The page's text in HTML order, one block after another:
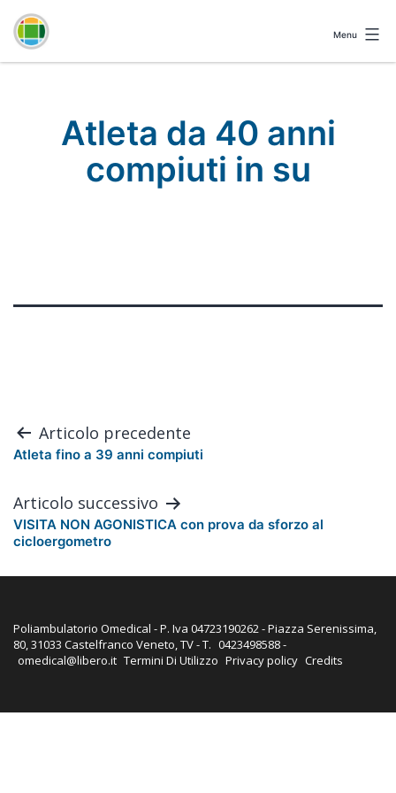
Omedical
Booking
Menu
Atleta da 40 anni
compiuti in su
Navigazione
articoli
Articolo precedente
Atleta fino a 39 anni compiuti
Articolo successivo
VISITA NON AGONISTICA con prova da sforzo al
cicloergometro
Poliambulatorio Omedical - P. Iva 04723190262 - Piazza Serenissima,
80, 31033 Castelfranco Veneto, TV - T. 0423498588-
omedical@libero.it Termini Di Utilizzo Privacy policy Credits